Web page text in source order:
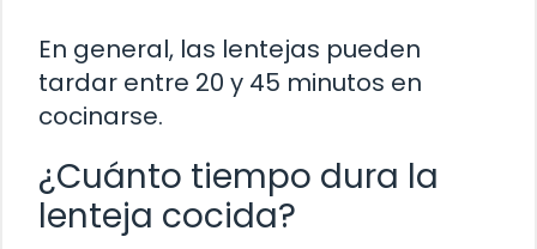
En general, las lentejas pueden
tardar entre 20 y 45 minutos en
cocinarse.
¿Cuánto tiempo dura la
lenteja cocida?